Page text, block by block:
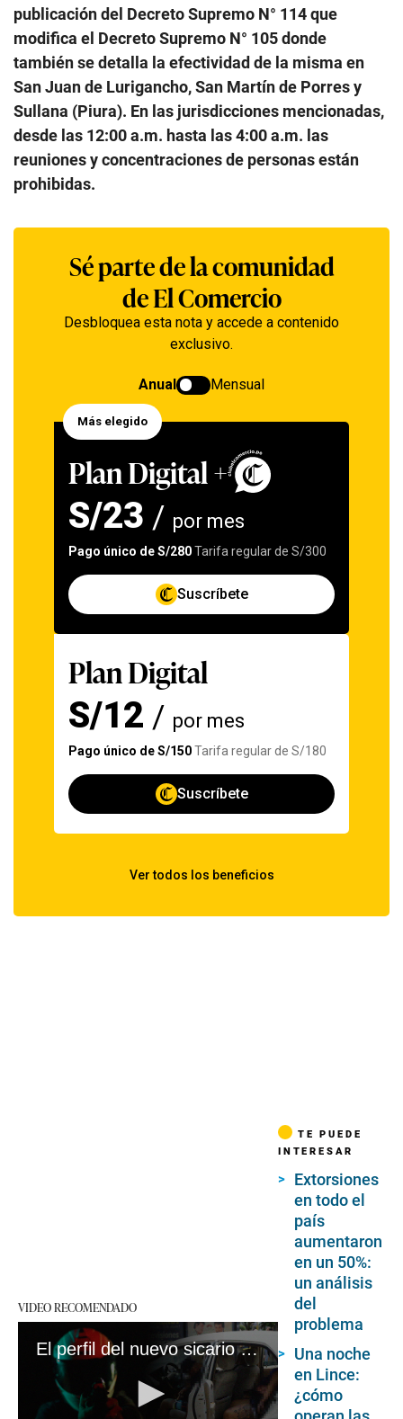
publicación del Decreto Supremo N° 114 que
modifica el Decreto Supremo N° 105 donde
también se detalla la efectividad de la misma en
San Juan de Lurigancho, San Martín de Porres y
Sullana (Piura). En las jurisdicciones mencionadas,
desde las 12:00 a.m. hasta las 4:00 a.m. las
reuniones y concentraciones de personas están
prohibidas.
VIDEO RECOMENDADO
El perfil del nuevo sicario limeño: seguimos los pasos de los últimos crímenes por encargo en la capital #VideosEC
TE PUEDE
INTERESAR
Extorsiones
en todo el
país
aumentaron
en un 50%:
un análisis
del
problema
Una noche
en Lince:
¿cómo